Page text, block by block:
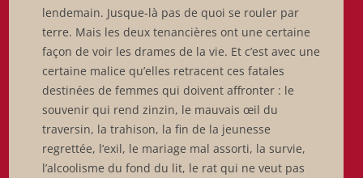
lendemain. Jusque-là pas de quoi se rouler par
terre. Mais les deux tenancières ont une certaine
façon de voir les drames de la vie. Et c’est avec une
certaine malice qu’elles retracent ces fatales
destinées de femmes qui doivent affronter : le
souvenir qui rend zinzin, le mauvais œil du
traversin, la trahison, la fin de la jeunesse
regrettée, l’exil, le mariage mal assorti, la survie,
l’alcoolisme du fond du lit, le rat qui ne veut pas